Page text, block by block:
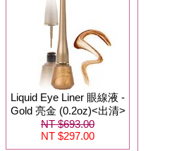
Liquid Eye Liner 眼線液 -
Gold 亮金 (0.2oz)<出清>
NT $693.00
NT $297.00